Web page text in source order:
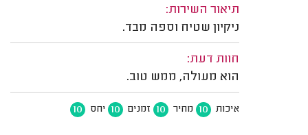
תיאור השירות:
ניקיון שטיח וספה מבד.
חוות דעת:
הוא מעולה, ממש טוב.
איכות 10 מחיר 10 זמנים 10 יחס 10